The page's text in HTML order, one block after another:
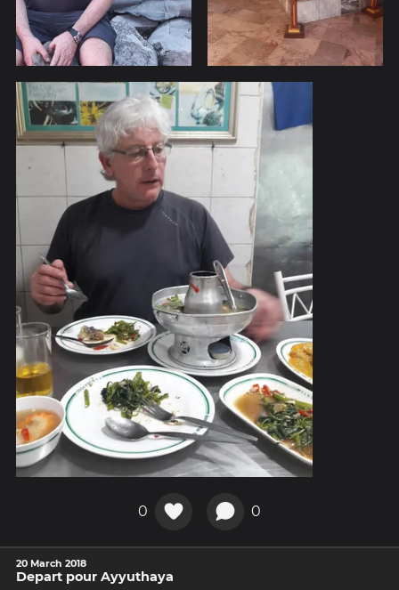
0 0
20 March 2018
Depart pour Ayyuthaya